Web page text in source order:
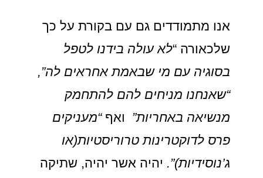
אנו מתמודדים גם עם בקורת על כך
שלכאורה “לא עולה בידנו לטפל
בסוגיה עם מי שבאמת אחראים לה”,
“שאנחנו מניחים להם להתחמק
מנשיאה באחריות” ואף “מעניקים
פרס לדוקטרינות טרוריסטיות(או
ג’נוסידיות)”. יהיה אשר יהיה, שתיקה